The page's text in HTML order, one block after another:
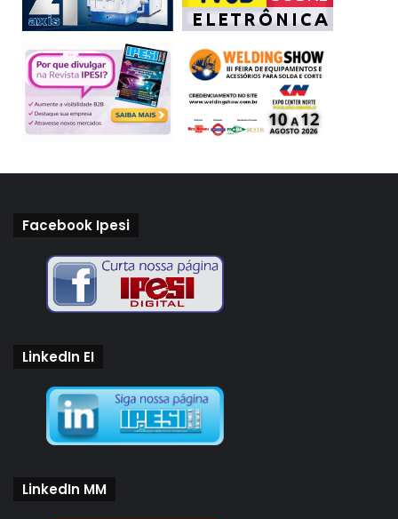
Facebook Ipesi
LinkedIn EI
LinkedIn MM